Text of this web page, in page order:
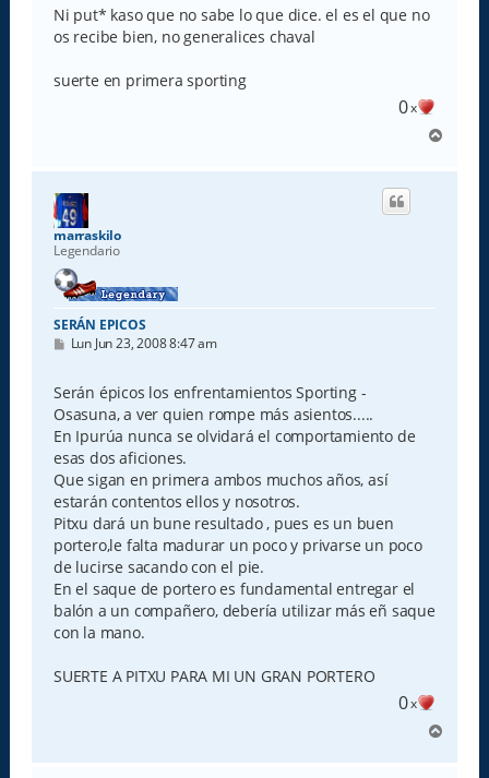
Ni put* kaso que no sabe lo que dice. el es el que no
os recibe bien, no generalices chaval
suerte en primera sporting
0x
r
marraskilo
Legendario
SERÁN EPICOS
M
s
a
j
e
Lun Jun 23, 2008 8:47 am
Serán épicos los enfrentamientos Sporting -
Osasuna, a ver quien rompe más asientos.....
En Ipurúa nunca se olvidará el comportamiento de
esas dos aficiones.
Que sigan en primera ambos muchos años, así
estarán contentos ellos y nosotros.
Pitxu dará un bune resultado , pues es un buen
portero,le falta madurar un poco y privarse un poco
de lucirse sacando con el pie.
En el saque de portero es fundamental entregar el
balón a un compañero, debería utilizar más eñ saque
con la mano.
SUERTE A PITXU PARA MI UN GRAN PORTERO
0x
r